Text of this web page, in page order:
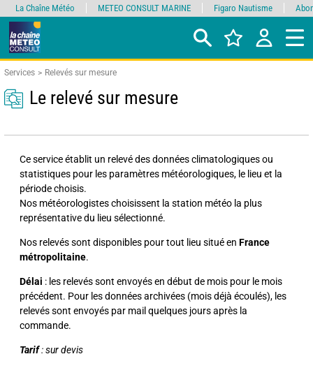
Services Relevés sur mesure
Le relevé sur mesure
Ce service établit un relevé des données climatologiques ou
statistiques pour les paramètres météorologiques, le lieu et la
période choisis.
Nos météorologistes choisissent la station météo la plus
représentative du lieu sélectionné.
Nos relevés sont disponibles pour tout lieu situé en France
métropolitaine.
Délai : les relevés sont envoyés en début de mois pour le mois
précédent. Pour les données archivées (mois déjà écoulés), les
relevés sont envoyés par mail quelques jours après la
commande.
Tarif: sur devis
La Chaîne Météo METEO CONSULT MARINE Figaro Nautisme